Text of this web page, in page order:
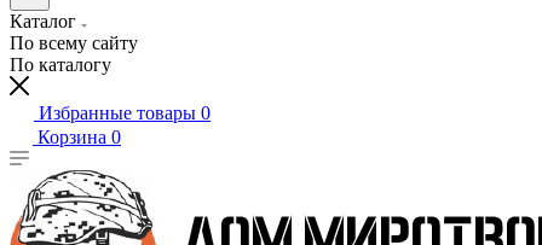
Каталог
По всему сайту
По каталогу
Избранные товары 0
Корзина 0